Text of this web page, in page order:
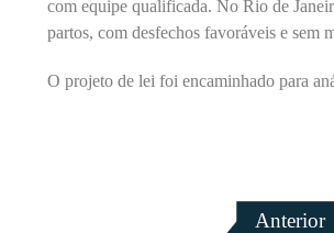
com equipe qualificada. No Rio de
partos, com desfechos favoráveis e sem
O projeto de lei foi encaminhado para
Anterior